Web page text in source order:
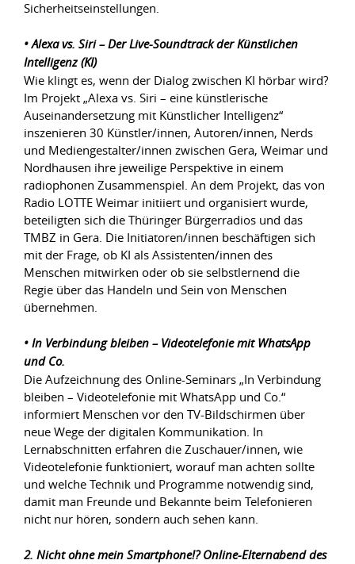
Sicherheitseinstellungen.
• Alexa vs. Siri – Der Live-Soundtrack der Künstlichen
Intelligenz (KI)
Wie klingt es, wenn der Dialog zwischen KI hörbar wird?
Im Projekt „Alexa vs. Siri – eine künstlerische
Auseinandersetzung mit Künstlicher Intelligenz“
inszenieren 30 Künstler/innen, Autoren/innen, Nerds
und Mediengestalter/innen zwischen Gera, Weimar und
Nordhausen ihre jeweilige Perspektive in einem
radiophonen Zusammenspiel. An dem Projekt, das von
Radio LOTTE Weimar initiiert und organisiert wurde,
beteiligten sich die Thüringer Bürgerradios und das
TMBZ in Gera. Die Initiatoren/innen beschäftigen sich
mit der Frage, ob KI als Assistenten/innen des
Menschen mitwirken oder ob sie selbstlernend die
Regie über das Handeln und Sein von Menschen
übernehmen.
• In Verbindung bleiben – Videotelefonie mit WhatsApp
und Co.
Die Aufzeichnung des Online-Seminars „In Verbindung
bleiben – Videotelefonie mit WhatsApp und Co.“
informiert Menschen vor den TV-Bildschirmen über
neue Wege der digitalen Kommunikation. In
Lernabschnitten erfahren die Zuschauer/innen, wie
Videotelefonie funktioniert, worauf man achten sollte
und welche Technik und Programme notwendig sind,
damit man Freunde und Bekannte beim Telefonieren
nicht nur hören, sondern auch sehen kann.
2. Nicht ohne mein Smartphone!? Online-Elternabend des